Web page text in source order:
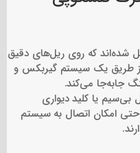
که روی ریل‌های دقیق
از طریق یک سیستم گیربکس و
جابه‌جا می‌کند.
بی‌سیم یا کلید دیواری
امکان اتصال به سیستم